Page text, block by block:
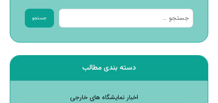
جستجو
دسته بندی مطالب
اخبار نمایشگاه های خارجی